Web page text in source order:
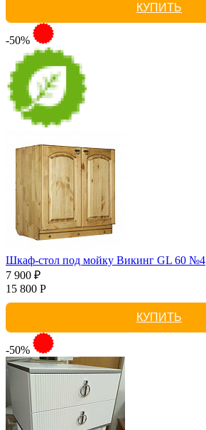
КУПИТЬ
-50%
Шкаф-стол под мойку Викинг GL 60 №4
7 900 ₽
15 800 Р
КУПИТЬ
-50%